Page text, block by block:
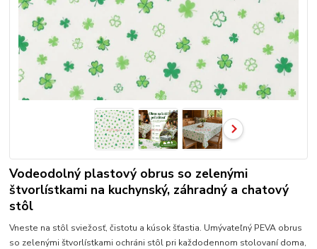
Vodeodolný plastový obrus so zelenými
štvorlístkami na kuchynský, záhradný a chatový
stôl
Vneste na stôl sviežosť, čistotu a kúsok šťastia. Umývateľný PEVA obrus
so zelenými štvorlístkami ochráni stôl pri každodennom stolovaní doma,